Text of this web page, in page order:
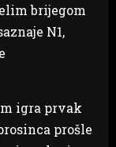
brijegom
N1,
igra prvak
prošle